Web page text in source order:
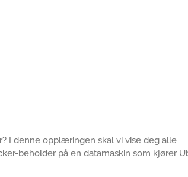
I denne opplæringen skal vi vise deg alle
beholder på en datamaskin som kjører